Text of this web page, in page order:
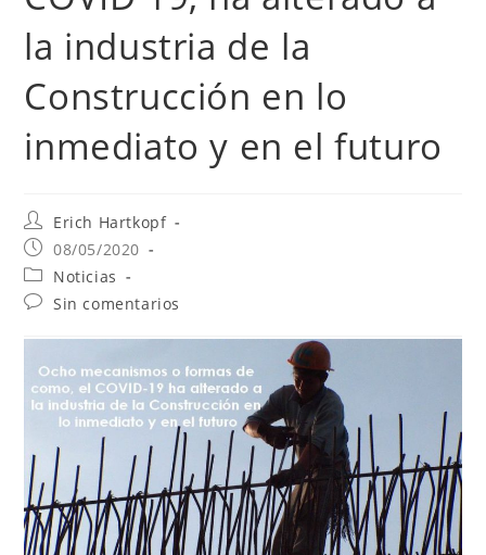
la industria de la
Construcción en lo
inmediato y en el futuro
Erich Hartkopf
08/05/2020
Noticias
Sin comentarios